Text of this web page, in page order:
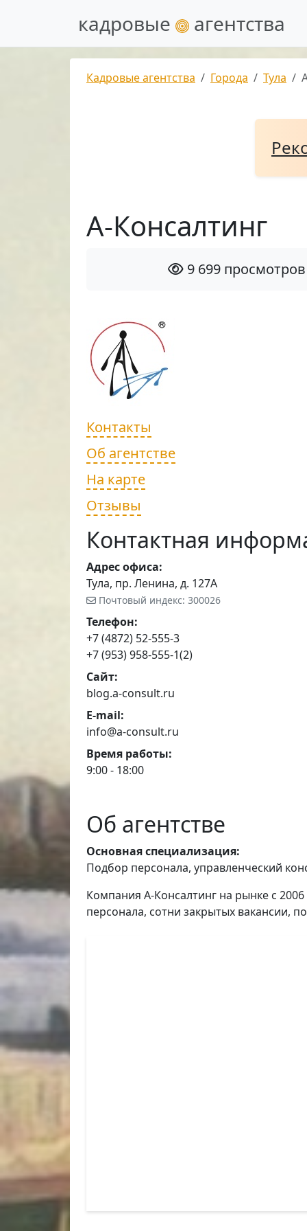
кадровые агентства
Кадровые агентства Города Тула
А-Консалтинг
9 699 просмотров
Контакты
Об агентстве
На карте
Отзывы
Контактная
Адрес офиса:
Тула, пр. Ленина, д. 127А
Почтовый индекс: 300026
Телефон:
+7 (4872) 52-555-3
+7 (953) 958-555-1(2)
Сайт:
blog.a-consult.ru
E-mail:
info@a-consult.ru
Время работы:
9:00 - 18:00
Об агентстве
Основная специализация:
Подбор персонала, управленческий
Компания А-Консалтинг на рынке с
персонала, сотни закрытых вакансии,